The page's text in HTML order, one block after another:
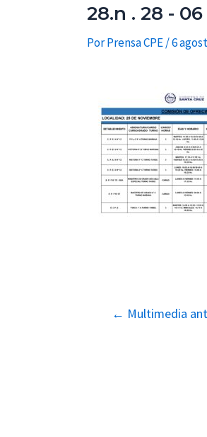
28.n . 28 -
PorPrensa CPE/6
Navegación
← Multimedia